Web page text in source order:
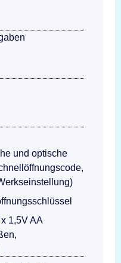
und optische
1,5V AA